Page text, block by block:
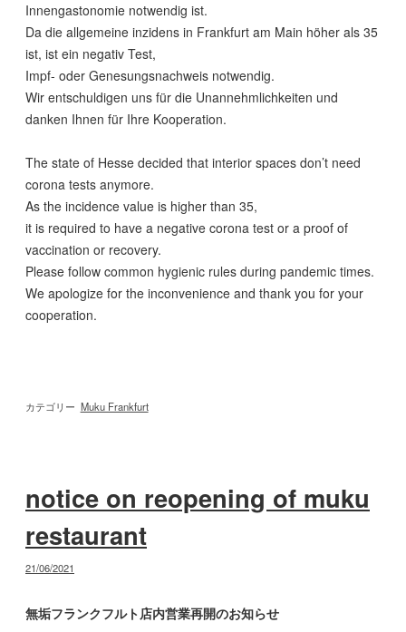
Innengastonomie notwendig ist.
Da die allgemeine inzidens in Frankfurt am Main höher als 35
ist, ist ein negativ Test,
Impf- oder Genesungsnachweis notwendig.
Wir entschuldigen uns für die Unannehmlichkeiten und
danken Ihnen für Ihre Kooperation.
The state of Hesse decided that interior spaces don’t need
corona tests anymore.
As the incidence value is higher than 35,
it is required to have a negative corona test or a proof of
vaccination or recovery.
Please follow common hygienic rules during pandemic times.
We apologize for the inconvenience and thank you for your
cooperation.
カテゴリー Muku Frankfurt
notice on reopening of muku
restaurant
投
21/06/2021
無垢フランクフルト店内営業再開のお知らせ